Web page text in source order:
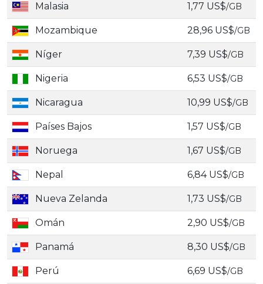
Malasia 1,77 US$/GB
Mozambique 28,96 US$/GB
Níger 7,39 US$/GB
Nigeria 6,53 US$/GB
Nicaragua 10,99 US$/GB
Países Bajos 1,57 US$/GB
Noruega 1,67 US$/GB
Nepal 6,84 US$/GB
Nueva Zelanda 1,73 US$/GB
Omán 2,90 US$/GB
Panamá 8,30 US$/GB
Perú 6,69 US$/GB